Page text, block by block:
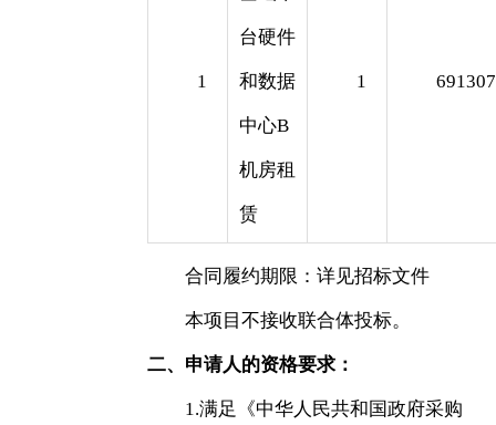
1
台硬件
和数据
中心B
机房租
赁
1
合同履约期限：详见招标文件
本项目不接收联合体投标。
二、申请人的资格要求：
1.满足《中华人民共和国政府采购